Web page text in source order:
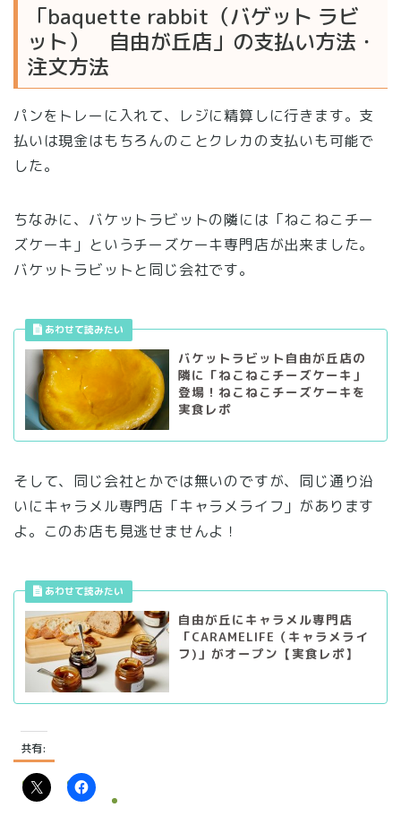
「baquette rabbit（バゲット ラビ
ット） 自由が丘店」の支払い方法・
注文方法
パンをトレーに入れて、レジに精算しに行きます。支
払いは現金はもちろんのことクレカの支払いも可能で
した。
ちなみに、バケットラビットの隣には「ねこねこチー
ズケーキ」というチーズケーキ専門店が出来ました。
バケットラビットと同じ会社です。
バケットラビット自由が丘店の
隣に「ねこねこチーズケーキ」
登場！ねこねこチーズケーキを
実食レポ
そして、同じ会社とかでは無いのですが、同じ通り沿
いにキャラメル専門店「キャラメライフ」があります
よ。このお店も見逃せませんよ！
自由が丘にキャラメル専門店
「CARAMELIFE（キャラメライ
フ)」がオープン【実食レポ】
共有: